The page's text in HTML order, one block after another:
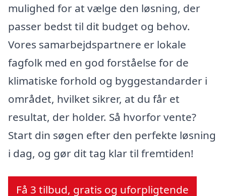
mulighed for at vælge den løsning, der
passer bedst til dit budget og behov.
Vores samarbejdspartnere er lokale
fagfolk med en god forståelse for de
klimatiske forhold og byggestandarder i
området, hvilket sikrer, at du får et
resultat, der holder. Så hvorfor vente?
Start din søgen efter den perfekte løsning
i dag, og gør dit tag klar til fremtiden!
Få 3 tilbud, gratis og uforpligtende